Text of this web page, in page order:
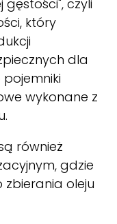
czyli
który
dla
wykonane z
również
gdzie
zbierania oleju